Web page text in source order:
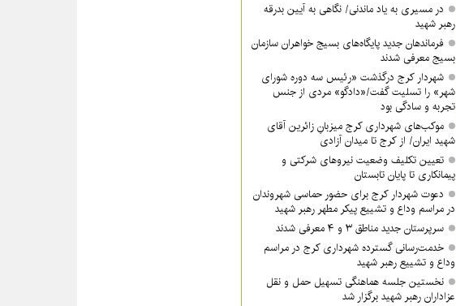
در مسیری به یاد ماندنی/ نگاهی به آیین بدرقه
رهبر شهید
فرماندهان جدید پایگاه‌های بسیج خواهران سازمان
بسیج معرفی شدند
شهردار کرج درگذشت «رئیس سه دوره شورای
شهر» را تسلیت گفت/«دادگو» مردی از جنس
تجربه و سادگی بود
موکب‌های شهرداری کرج میزبانِ زائرین آقای
شهید ایران/ از کرج تا میدان آزادی
تعیین تکلیف وضعیت نیروهای شرکتی و
پیمانکاری تا پایان تابستان
دعوت شهردار کرج برای حضور حماسی شهروندان
در مراسم وداع و تشییع پیکر مطهر رهبر شهید
سرپرستان جدید مناطق ۳ و ۴ معرفی شدند
خدمت‌رسانی گسترده شهرداری کرج در مراسم
وداع و تشییع رهبر شهید
نخستین جلسه هماهنگی تسهیل حمل و نقل
عزاداران رهبر شهید برگزار شد